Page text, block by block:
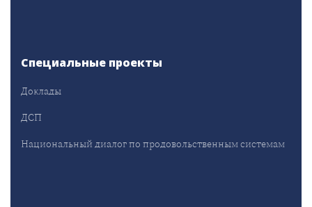
Специальные проекты
Доклады
ДСП
Национальный диалог по продовольственным системам